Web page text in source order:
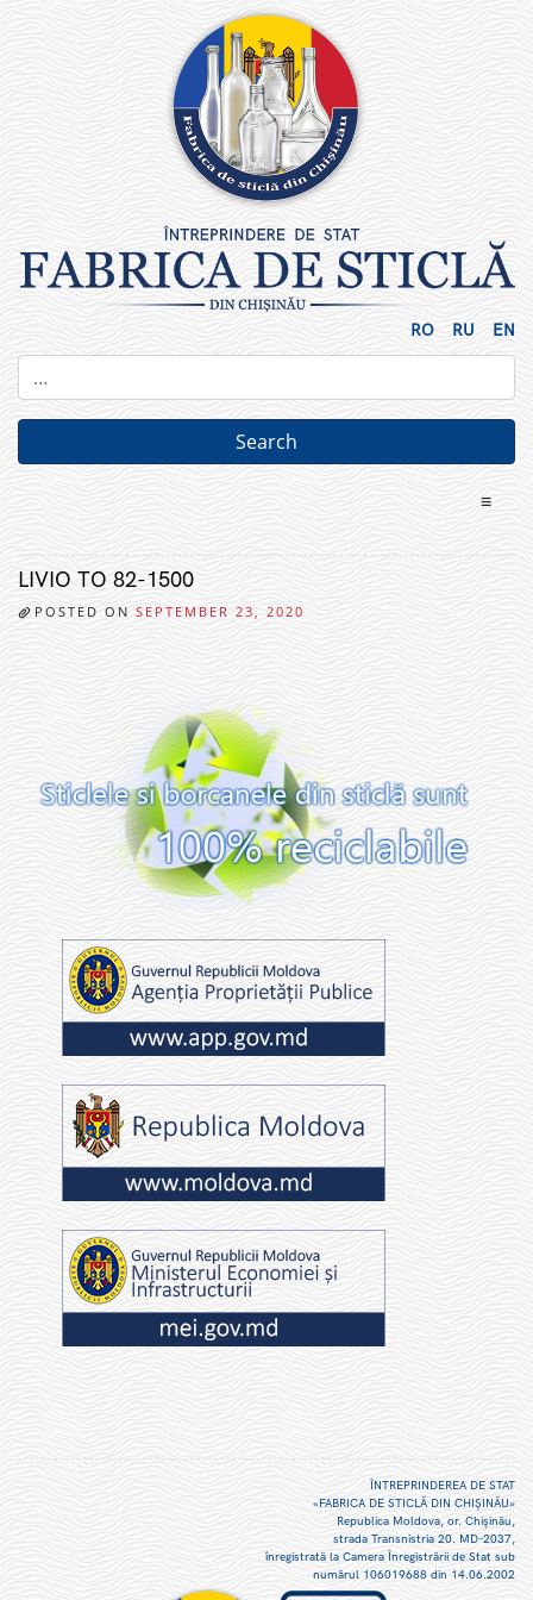
RO RU EN
≡
LIVIO TO 82-1500
POSTED ON SEPTEMBER 23, 2020
ÎNTREPRINDEREA DE STAT
«FABRICA DE STICLĂ DIN CHIŞINĂU»
Republica Moldova, or. Chişinău,
strada Transnistria 20. MD-2037,
înregistrată la Camera Înregistrării de Stat sub
numărul 106019688 din 14.06.2002